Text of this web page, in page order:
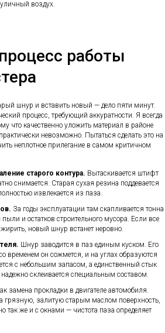
воздух.
работы
шнур и вставить новый — дело пяти минут.
процесс, требующий аккуратности. Я всегда
что качественно уложить материал в районе
невозможно. Пытаться сделать это на
неплотное прилегание в самом критичном
старого контура. Вытаскивается штифт
снимается. Старая сухая резина поддевается
извлекается из паза.
За годы эксплуатации там скапливается тонна
и остатков строительного мусора. Если все
новый шнур встанет неровно.
Шнур заводится в паз единым куском. Его
временем он сожмется, и на углах образуются
с небольшим запасом, а единственный стык
надежно склеивается специальным составом.
замена прокладки в двигателе автомобиля.
грязную, залитую старым маслом поверхность,
так же и с окнами — чистота паза определяет